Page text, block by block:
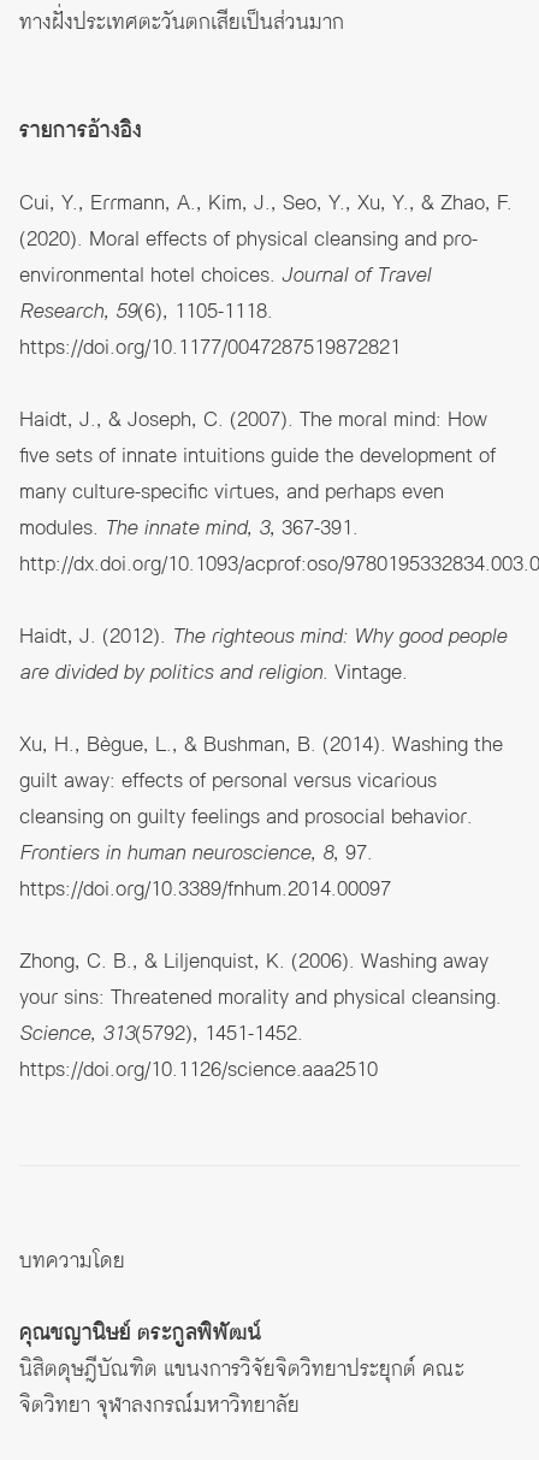
ทางฝั่งประเทศตะวันตกเสียเป็นส่วนมาก
รายการอ้างอิง
Cui, Y., Errmann, A., Kim, J., Seo, Y., Xu, Y., & Zhao, F.
(2020). Moral effects of physical cleansing and pro-
environmental hotel choices. Journal of Travel
Research, 59(6), 1105-1118.
https://doi.org/10.1177/0047287519872821
Haidt, J., & Joseph, C. (2007). The moral mind: How
five sets of innate intuitions guide the development of
many culture-specific virtues, and perhaps even
modules. The innate mind, 3, 367-391.
http://dx.doi.org/10.1093/acprof:oso/
Haidt, J. (2012). The righteous mind: Why good people
are divided by politics and religion. Vintage.
Xu, H., Bègue, L., & Bushman, B. (2014). Washing the
guilt away: effects of personal versus vicarious
cleansing on guilty feelings and prosocial behavior.
Frontiers in human neuroscience, 8, 97.
https://doi.org/10.3389/fnhum.2014.00097
Zhong, C. B., & Liljenquist, K. (2006). Washing away
your sins: Threatened morality and physical cleansing.
Science, 313(5792), 1451-1452.
https://doi.org/10.1126/science.aaa2510
บทความโดย
คุณชญานิษย์ ตระกูลพิพัฒน์
นิสิตดุษฎีบัณฑิต แขนงการวิจัยจิตวิทยาประยุกต์ คณะ
จิตวิทยา จุฬาลงกรณ์มหาวิทยาลัย